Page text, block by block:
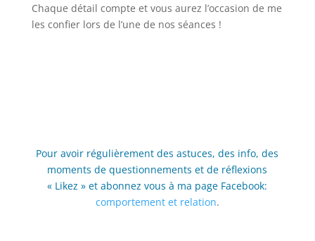
Chaque détail compte et vous aurez l’occasion de me
les confier lors de l’une de nos séances !
Pour avoir régulièrement des astuces, des info, des
moments de questionnements et de réflexions
« Likez » et abonnez vous à ma page Facebook:
comportement et relation.